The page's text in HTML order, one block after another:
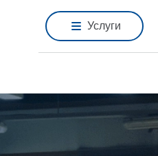
Услуги